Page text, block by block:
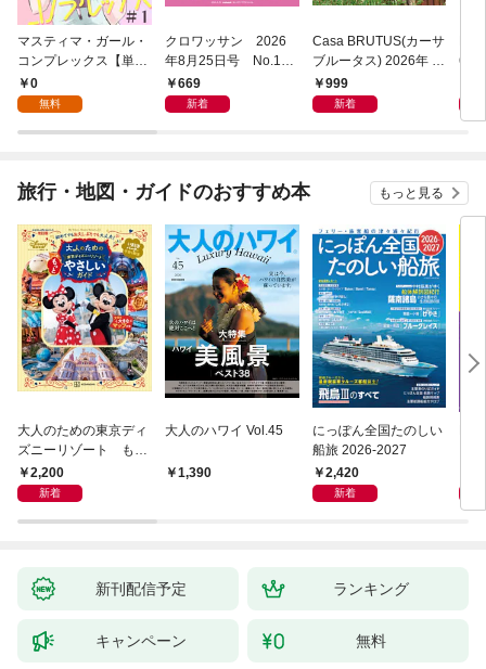
マスティマ・ガール・
コンプレックス【単
話】１
0
無料
クロワッサン 2026
年8月25日号 No.117
1 [大人のAI＆スマホ
塾。]
669
新着
Casa BRUTUS(カーサ
ブルータス) 2026年 9
月号 [もっと学べる！
動物園と水族館]
999
新着
6年
旅行・地図・ガイドのおすすめ本 もっと見る
大人のための東京ディ
ズニーリゾート もっ
とやさしいガイド
2,200
新着
大人のハワイ Vol.45
1,390
にっぽん全国たのしい
船旅 2026-2027
2,420
新着
新刊配信予定 ランキング
キャンペーン 無料